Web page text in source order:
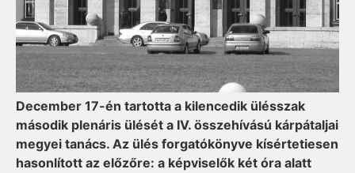
December 17-én tartotta a kilencedik ülésszak
második plenáris ülését a IV. összehívású kárpátaljai
megyei tanács. Az ülés forgatókönyve kísértetiesen
hasonlított az előzőre: a képviselők két óra alatt